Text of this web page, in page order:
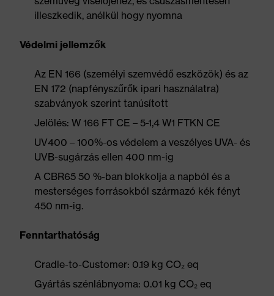
illeszkedik, anélkül hogy nyomna
Védelmi jellemzők
Az EN 166 (személyi szemvédő eszközök) és az
EN 172 (napfényszűrők ipari használatra)
szabványok szerint tanúsított
Jelölés: W 166 FT CE – 5-1,4 W1 FTKN CE
UV400 – 100%-os védelem a veszélyes UVA- és
UVB-sugárzás ellen 400 nm-ig
A CBR65 50 %-ban blokkolja a napból és a
mesterséges forrásokból származó kék fényt
450 nm-ig.
Fenntarthatóság
Cradle-to-Customer: 0.19 kg CO₂ eq
Gyártás szénlábnyoma: 0.01 kg CO₂ eq